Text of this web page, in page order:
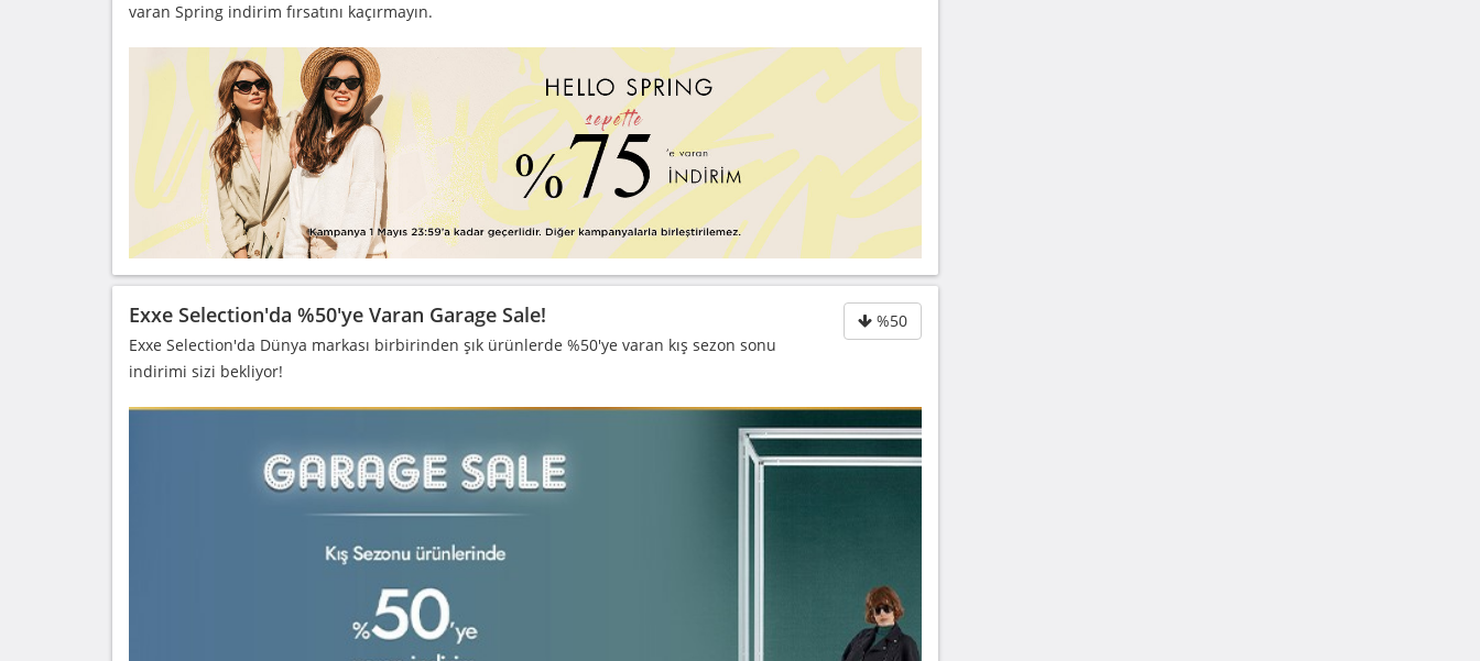
varan Spring indirim fırsatını kaçırmayın.
%50
Exxe Selection'da %50'ye Varan Garage Sale!
Exxe Selection'da Dünya markası birbirinden şık ürünlerde %50'ye varan kış sezon sonu
indirimi sizi bekliyor!